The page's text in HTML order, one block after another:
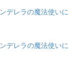
デレラの魔法使いに
デレラの魔法使いに